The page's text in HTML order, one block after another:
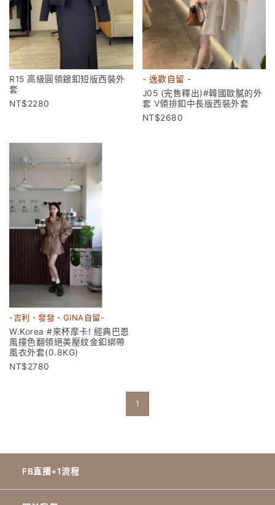
R15 高級圓領銀釦短版西裝外
套
2280
- 逸歡自留 -
J05 (完售釋出)#韓國歐膩的外
套 V領排釦中長版西裝外套
2680
-吉利、發發、GINA自留-
W.Korea #來杯摩卡! 經典巴恩
風撞色翻領絕美壓紋金釦綁帶
風衣外套(0.8KG)
2780
1
FB直播+1流程